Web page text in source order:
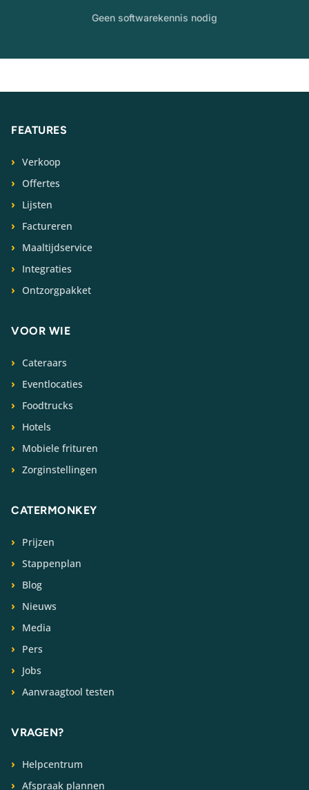
Geen softwarekennis nodig
FEATURES
Verkoop
Offertes
Lijsten
Factureren
Maaltijdservice
Integraties
Ontzorgpakket
VOOR WIE
Cateraars
Eventlocaties
Foodtrucks
Hotels
Mobiele frituren
Zorginstellingen
CATERMONKEY
Prijzen
Stappenplan
Blog
Nieuws
Media
Pers
Jobs
Aanvraagtool testen
VRAGEN?
Helpcentrum
Afspraak plannen